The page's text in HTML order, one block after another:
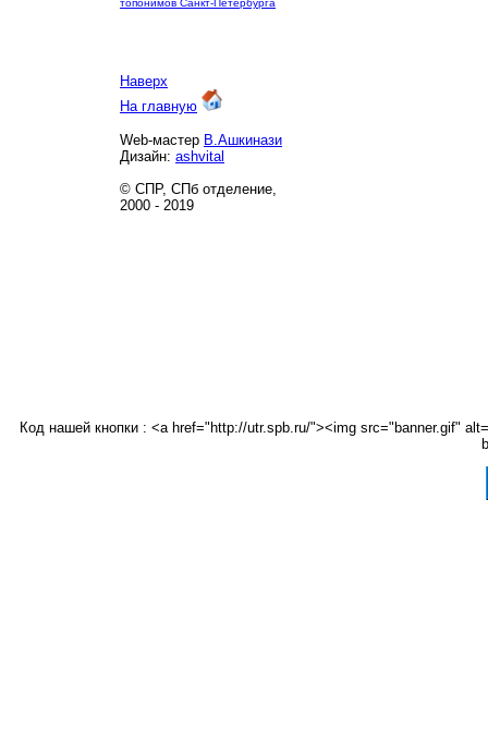
топонимов Санкт-Петербурга
Наверх
На главную
Web-мастер В.Ашкинази
Дизайн: ashvital
© СПР, СПб отделение,
2000 - 2019
Код нашей кнопки : <a href="http://utr.spb.ru/"><img src="banner.gif"